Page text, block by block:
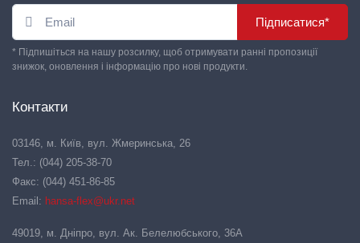
Підписатися*
* Підпишіться на нашу розсилку, щоб отримувати ранні пропозиції
знижок, оновлення і інформацію про нові продукти.
Контакти
03146, м. Київ, вул. Жмеринська, 26
Тел.: (044) 205-38-70
Факс: (044) 451-86-85
Email: hansa-flex@ukr.net
49019, м. Дніпро, вул. Ак. Белелюбського, 36А